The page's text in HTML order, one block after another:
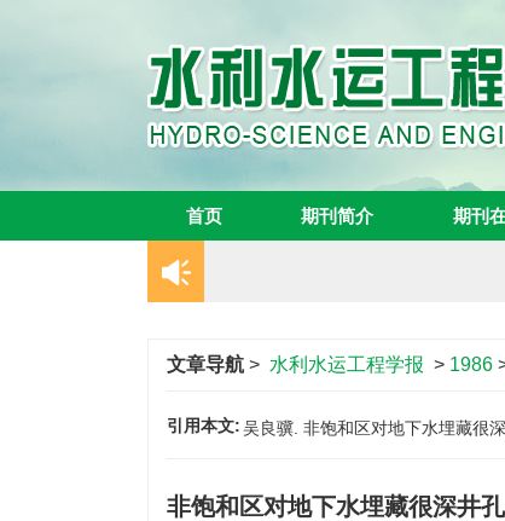
首页 期刊简介 期刊
文章导航 > 水利水运工程学报 > 1986
引用本文:吴良骥. 非饱和区对地下水埋藏很
非饱和区对地下水埋藏很深井